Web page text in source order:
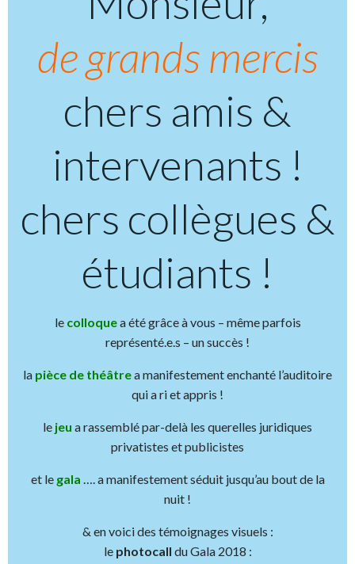
de grands mercis
chers amis &
intervenants !
chers collègues &
étudiants !
le colloquea été grâce à vous – même parfois
représenté.e.s – un succès !
la pièce de théâtrea manifestement enchanté l’auditoire
qui a ri et appris !
le jeu a rassemblé par-delà les querelles juridiques
privatistes et publicistes
et le gala …. a manifestement séduit jusqu’au bout de la
nuit !
& en voici des témoignages visuels :
le photocall du Gala 2018 :